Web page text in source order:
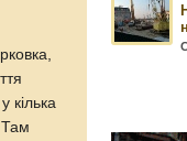
кілька
Там